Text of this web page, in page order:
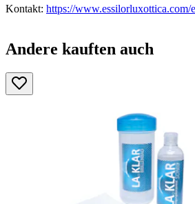
Kontakt: https://www.essilorluxottica.com/
Andere kauften auch